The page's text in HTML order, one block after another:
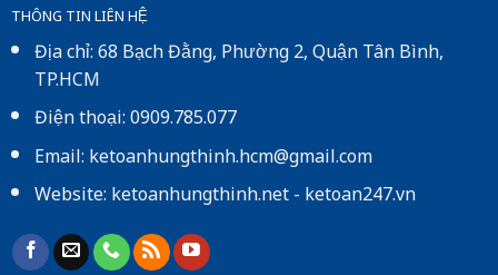
THÔNG TIN LIÊN HỆ
Địa chỉ: 68 Bạch Đằng, Phường 2, Quận Tân Bình,
TP.HCM
Điện thoại: 0909.785.077
Email: ketoanhungthinh.hcm@gmail.com
Website:ketoanhungthinh.net-ketoan247.vn